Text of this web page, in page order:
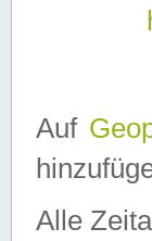
Auf
Alle